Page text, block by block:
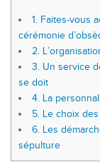
1. Faites-vous
cérémonie
2.
3. Un service
se doit
4. La
5. Le choix
6. Les
sépulture